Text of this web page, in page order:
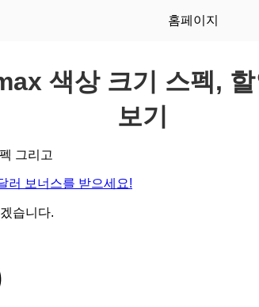
홈페이지
색상 크기 스펙,
보기
그리고
러 보너스를 받으세요!
습니다.